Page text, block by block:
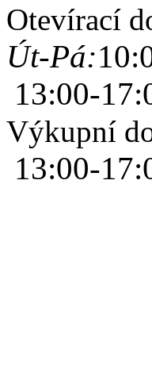
Otevírací
Út-Pá:
13:00-
Výkupní
13:00-